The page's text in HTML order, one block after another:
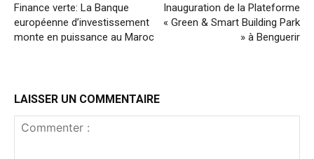
Finance verte: La Banque
européenne d’investissement
monte en puissance au Maroc
Inauguration de la Plateforme
« Green & Smart Building Park
» à Benguerir
LAISSER UN COMMENTAIRE